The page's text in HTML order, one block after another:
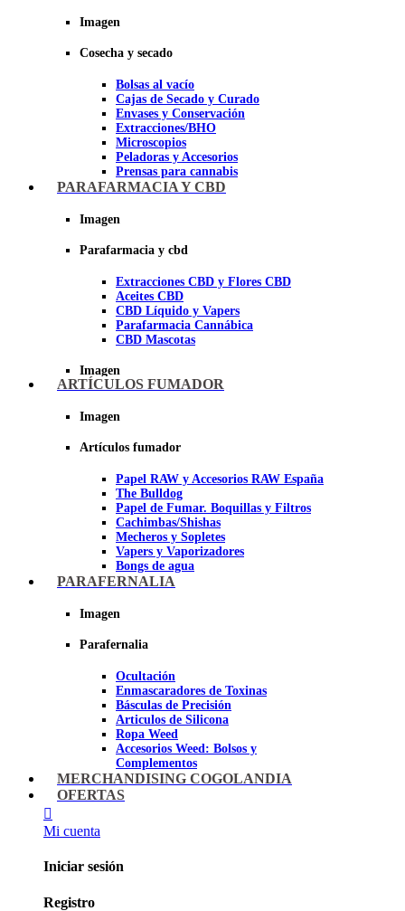
Imagen
Cosecha y secado
Bolsas al vacío
Cajas de Secado y Curado
Envases y Conservación
Extracciones/BHO
Microscopios
Peladoras y Accesorios
Prensas para cannabis
Secadores de cogollos
PARAFARMACIA Y CBD
Imagen
Parafarmacia y cbd
Extracciones CBD y Flores CBD
Aceites CBD
CBD Líquido y Vapers
Parafarmacia Cannábica
CBD Mascotas
Imagen
ARTÍCULOS FUMADOR
Imagen
Artículos fumador
Papel RAW y Accesorios RAW España
The Bulldog
Papel de Fumar. Boquillas y Filtros
Cachimbas/Shishas
Mecheros y Sopletes
Vapers y Vaporizadores
Bongs de agua
Bandejas para liar
Ceniceros para Fumadores
Pipas BHO
Dabbers
Imagen
PARAFERNALIA
Imagen
Parafernalia
Ocultación
Enmascaradores de Toxinas
Básculas de Precisión
Articulos de Silicona
Ropa Weed
Accesorios Weed: Bolsos y
Complementos
Cannabuds
Inciensos
MERCHANDISING COGOLANDIA
OFERTAS
Mi cuenta
Iniciar sesión
Registro